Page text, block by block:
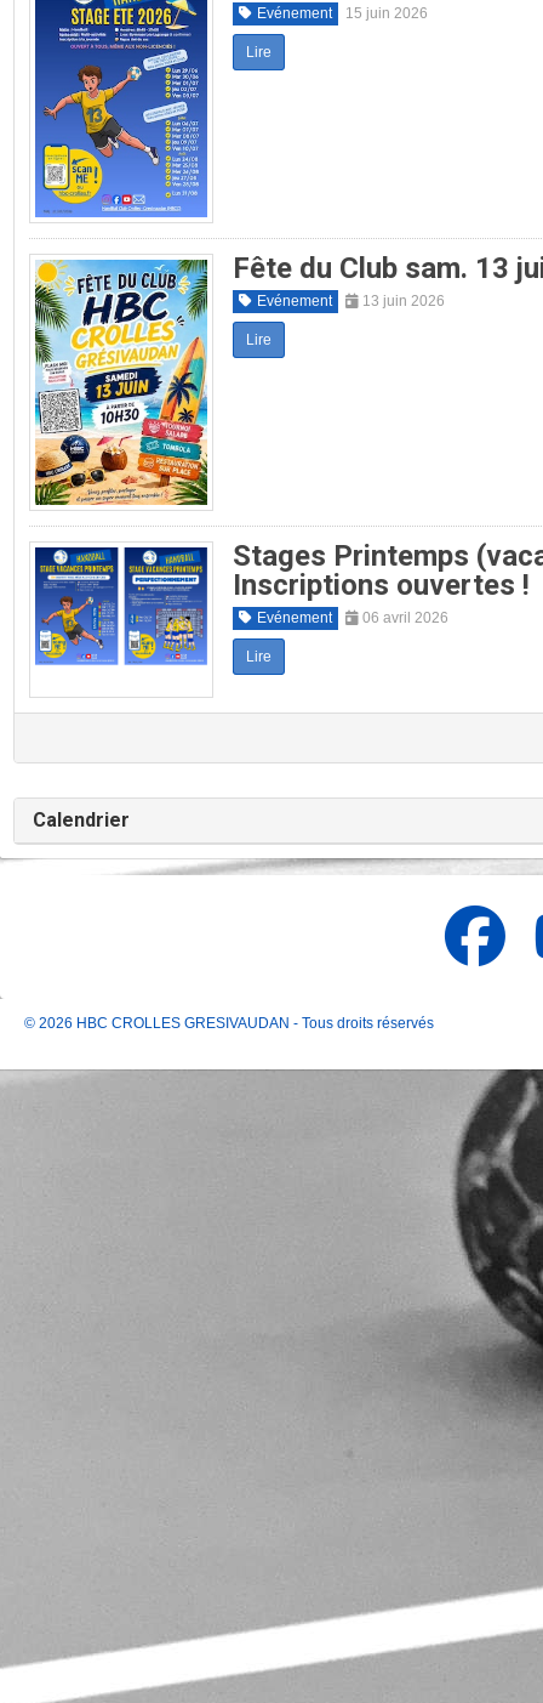
Evénement 15 juin 2026
Lire
Fête du Club sam. 13
Evénement 13 juin 2026
Lire
Stages Printemps
Inscriptions ouvertes !
Evénement 06 avril 2026
Lire
Calendrier
© 2026 HBC CROLLES GRESIVAUDAN - Tous droits réservés